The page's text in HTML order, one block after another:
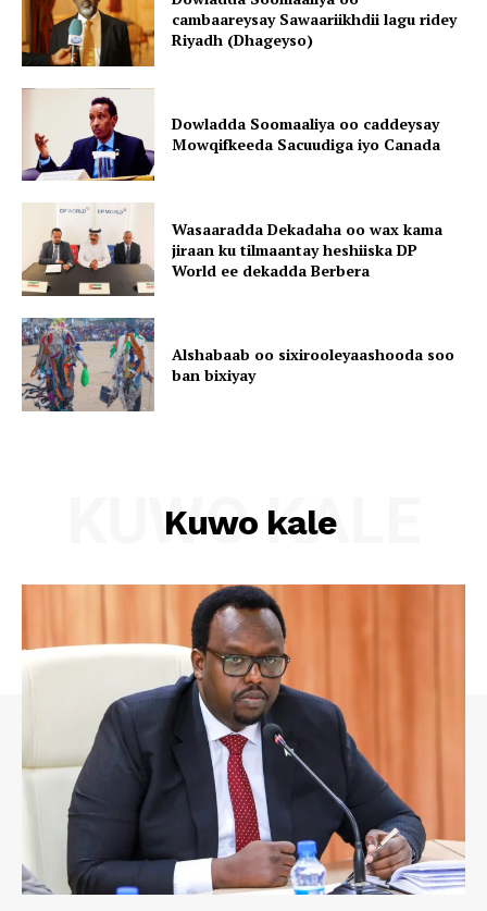
cambaareysay Sawaariikhdii lagu ridey
Riyadh (Dhageyso)
Dowladda Soomaaliya oo caddeysay
Mowqifkeeda Sacuudiga iyo Canada
Wasaaradda Dekadaha oo wax kama
jiraan ku tilmaantay heshiiska DP
World ee dekadda Berbera
Alshabaab oo sixirooleyaashooda soo
ban bixiyay
Kuwo kale
KUWO KALE